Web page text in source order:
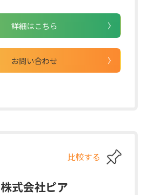
詳細はこちら
お問い合わせ
比較する
株式会社ピア